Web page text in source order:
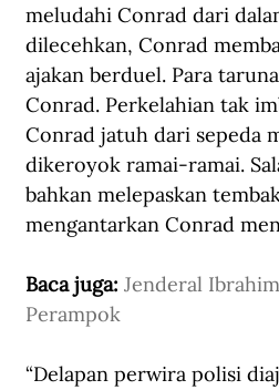
meludahi Conrad dari
dilecehkan, Conrad
ajakan berduel. Para
Conrad. Perkelahian tak
Conrad jatuh dari sepeda
dikeroyok ramai-ramai.
bahkan melepaskan
mengantarkan Conrad
Baca juga: Jenderal
Perampok
“Delapan perwira polisi